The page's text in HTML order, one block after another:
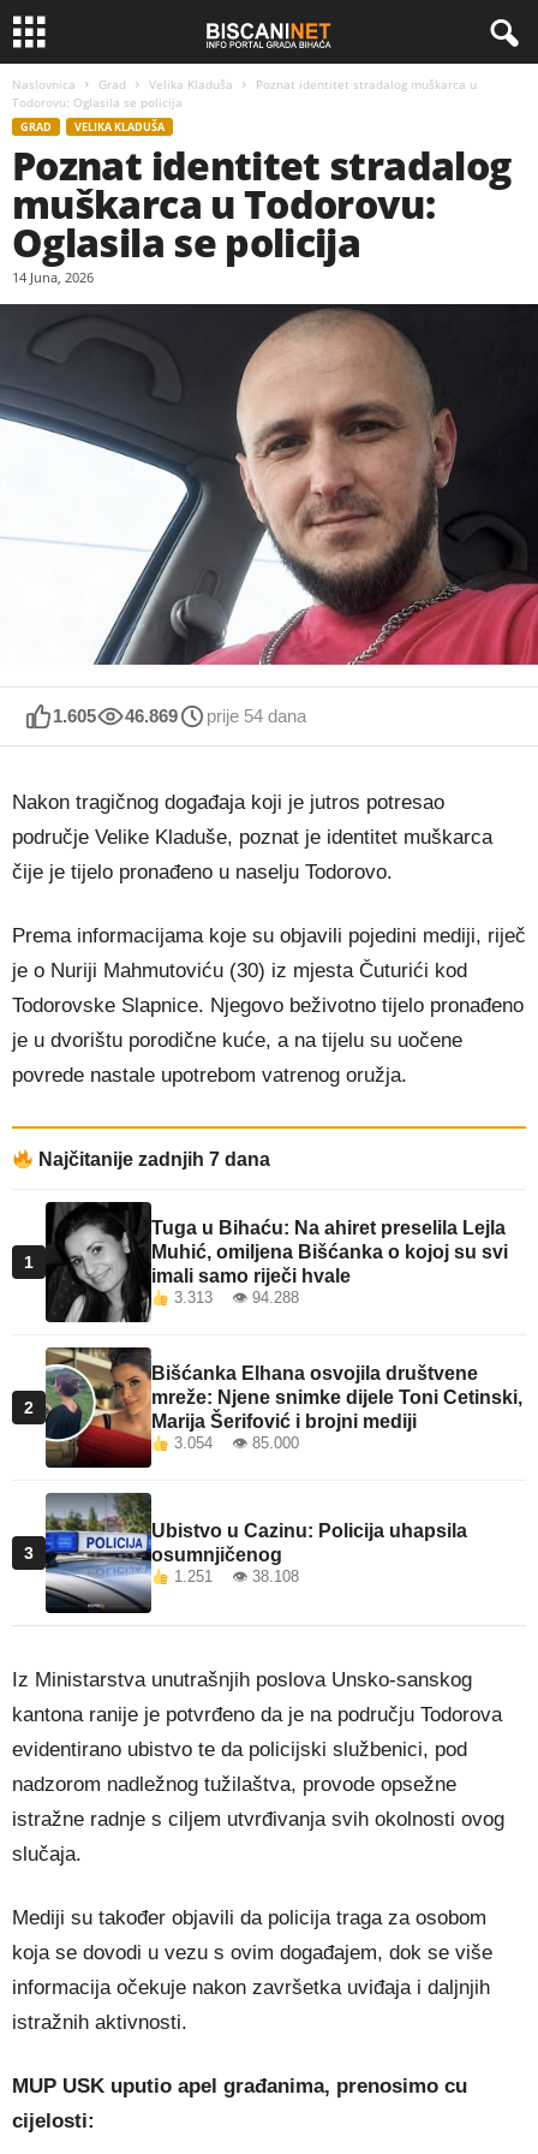
Naslovnica Grad Velika Kladuša
Poznat identitet stradalog muškarca u
Todorovu: Oglasila se policija
GRAD VELIKA KLADUŠA
Poznat identitet stradalog
muškarca u Todorovu:
Oglasila se policija
14 Juna, 2026
1.605 46.869 prije 54 dana
Nakon tragičnog događaja koji je jutros potresao
područje Velike Kladuše, poznat je identitet muškarca
čije je tijelo pronađeno u naselju Todorovo.
Prema informacijama koje su objavili pojedini mediji, riječ
je o Nuriji Mahmutoviću (30) iz mjesta Čuturići kod
Todorovske Slapnice. Njegovo beživotno tijelo pronađeno
je u dvorištu porodične kuće, a na tijelu su uočene
povrede nastale upotrebom vatrenog oružja.
Najčitanije zadnjih 7 dana
1
Tuga u Bihaću: Na ahiret preselila Lejla
Muhić, omiljena Bišćanka o kojoj su svi
imali samo riječi hvale
3.313 👁 94.288
2
Bišćanka Elhana osvojila društvene
mreže: Njene snimke dijele Toni Cetinski,
Marija Šerifović i brojni mediji
3.054 👁 85.000
3
Ubistvo u Cazinu: Policija uhapsila
osumnjičenog
1.251 👁 38.108
Iz Ministarstva unutrašnjih poslova Unsko-sanskog
kantona ranije je potvrđeno da je na području Todorova
evidentirano ubistvo te da policijski službenici, pod
nadzorom nadležnog tužilaštva, provode opsežne
istražne radnje s ciljem utvrđivanja svih okolnosti ovog
slučaja.
Mediji su također objavili da policija traga za osobom
koja se dovodi u vezu s ovim događajem, dok se više
informacija očekuje nakon završetka uviđaja i daljnjih
istražnih aktivnosti.
MUP USK uputio apel građanima, prenosimo cu
cijelosti: